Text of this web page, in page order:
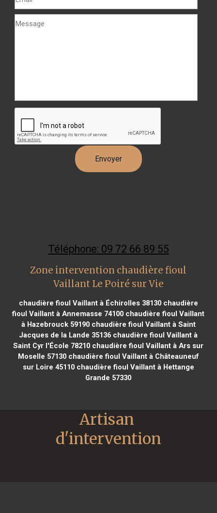
Téléphone: 09 72 66 89 55
Zone intervention chaudière fioul
Vaillant Le Poiré sur Vie
chaudière fioul Vaillant à Échirolles 38130chaudière
fioul Vaillant à Annemasse 74100 chaudière fioul Vaillant
à Hazebrouck 59190chaudière fioul Vaillant à Saint
Jacques de la Lande 35136 chaudière fioul Vaillant à
Saint Cyr l'École 78210 chaudière fioul Vaillant à Ars sur
Moselle 57130chaudière fioul Vaillant à Châteauneuf
sur Loire 45110chaudière fioul Vaillant à Hettange
Grande 57330
Artisan
d'intervention